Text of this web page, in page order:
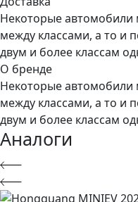
Некоторые автомобили
между классами, а то и
двум и более классам
О бренде
Некоторые автомобили
между классами, а то и
двум и более классам
Аналоги